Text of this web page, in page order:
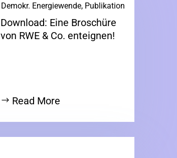
Download: Eine Broschüre
von RWE & Co. enteignen!
Demokr. Energiewende, Publikation
Read More